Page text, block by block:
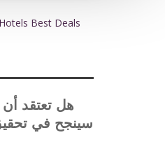
Best Deals
هل تعتقد أن
سينجح في